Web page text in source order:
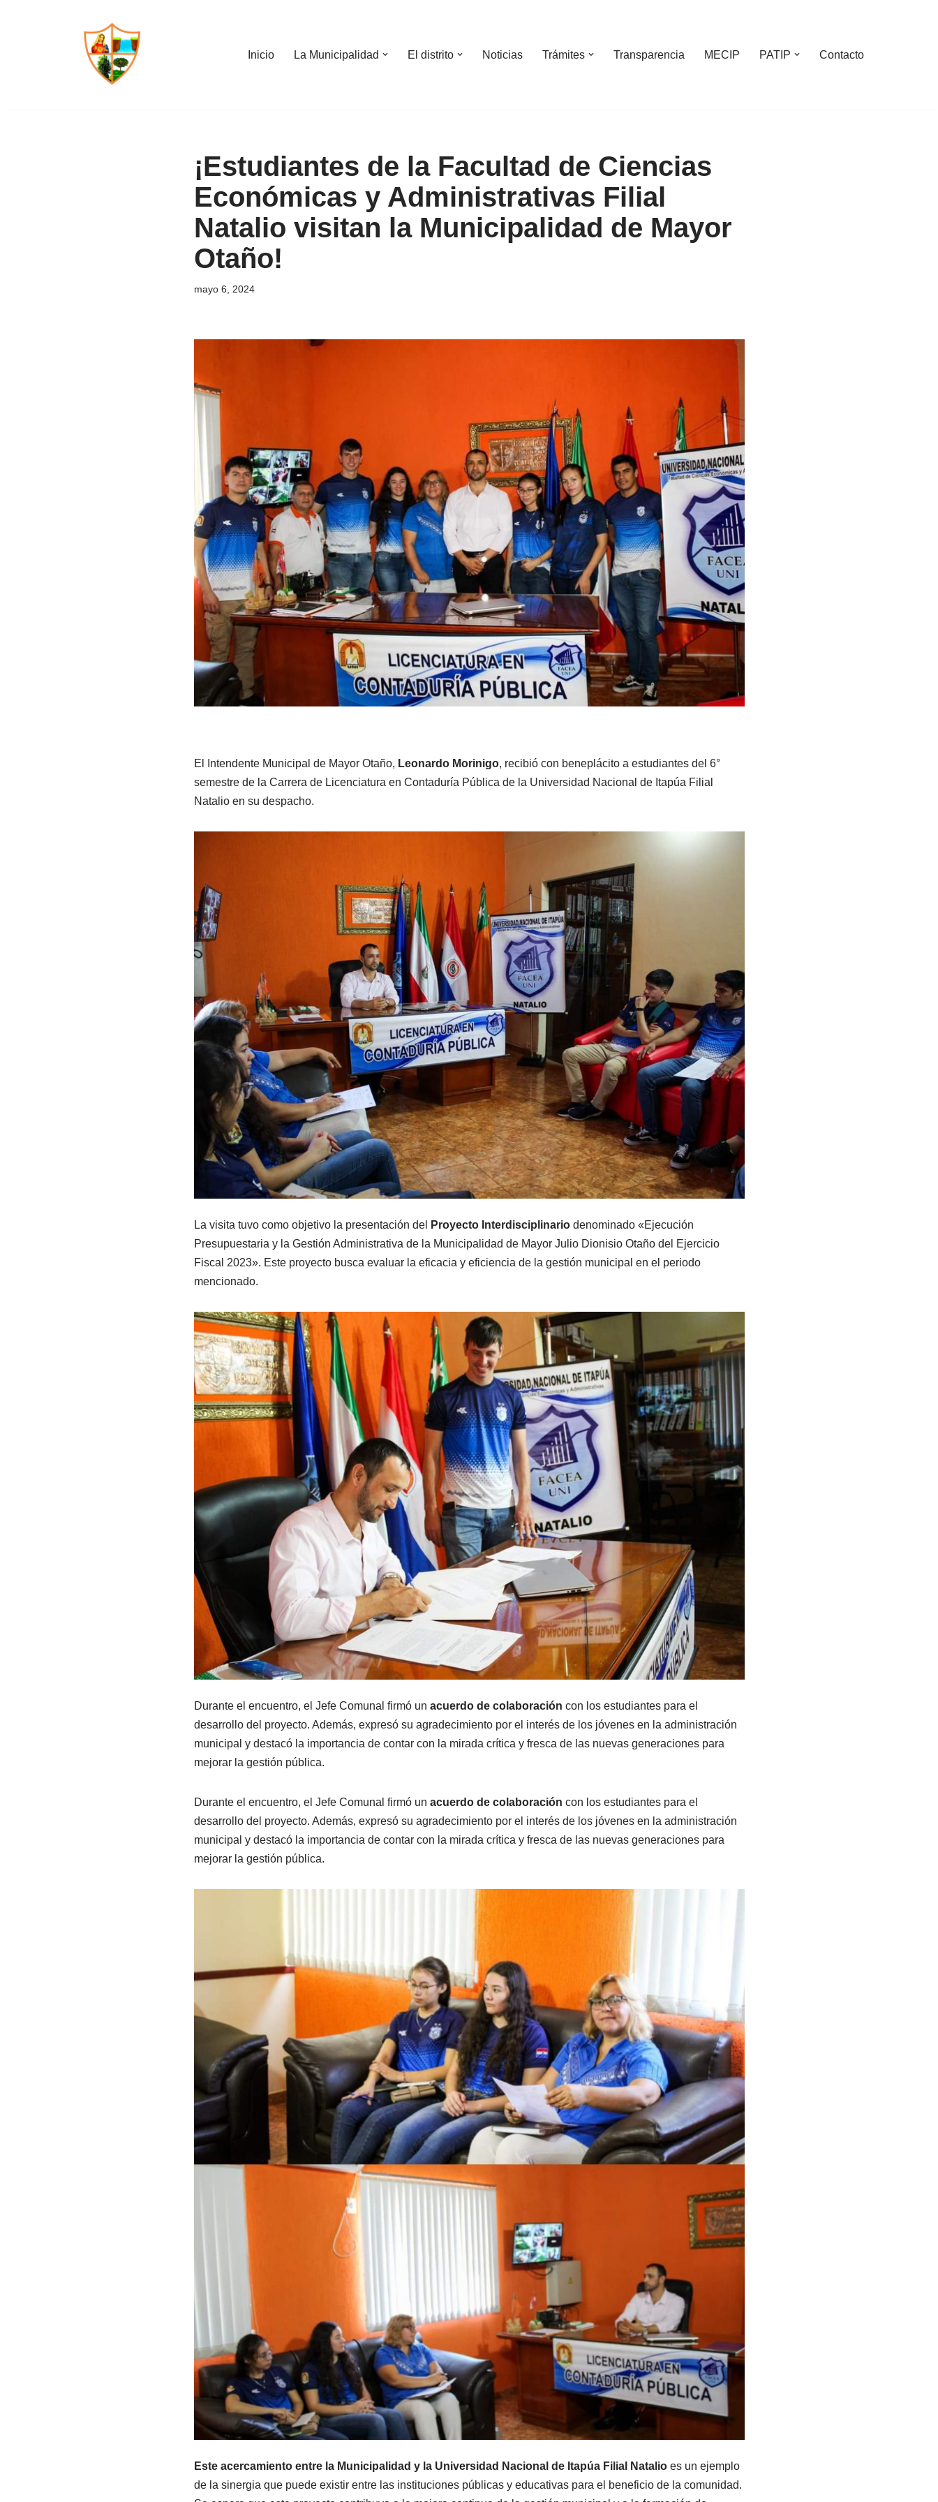
Inicio La Municipalidad El distrito Noticias Trámites Transparencia MECIP PATIP Contacto
¡Estudiantes de la Facultad de Ciencias
Económicas y Administrativas Filial
Natalio visitan la Municipalidad de Mayor
Otaño!
mayo 6, 2024
El Intendente Municipal de Mayor Otaño, Leonardo Morinigo, recibió con beneplácito a estudiantes del 6°
semestre de la Carrera de Licenciatura en Contaduría Pública de la Universidad Nacional de Itapúa Filial
Natalio en su despacho.
La visita tuvo como objetivo la presentación del Proyecto Interdisciplinariodenominado «Ejecución
Presupuestaria y la Gestión Administrativa de la Municipalidad de Mayor Julio Dionisio Otaño del Ejercicio
Fiscal 2023». Este proyecto busca evaluar la eficacia y eficiencia de la gestión municipal en el periodo
mencionado.
Durante el encuentro, el Jefe Comunal firmó un acuerdo de colaboración con los estudiantes para el
desarrollo del proyecto. Además, expresó su agradecimiento por el interés de los jóvenes en la administración
municipal y destacó la importancia de contar con la mirada crítica y fresca de las nuevas generaciones para
mejorar la gestión pública.
Durante el encuentro, el Jefe Comunal firmó un acuerdo de colaboración con los estudiantes para el
desarrollo del proyecto. Además, expresó su agradecimiento por el interés de los jóvenes en la administración
municipal y destacó la importancia de contar con la mirada crítica y fresca de las nuevas generaciones para
mejorar la gestión pública.
Este acercamiento entre la Municipalidad y la Universidad Nacional de Itapúa Filial Natalioes un ejemplo
de la sinergia que puede existir entre las instituciones públicas y educativas para el beneficio de la comunidad.